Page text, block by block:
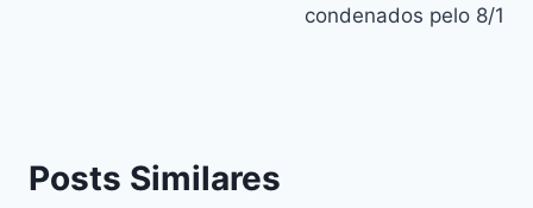
condenados pelo 8/1
Posts Similares